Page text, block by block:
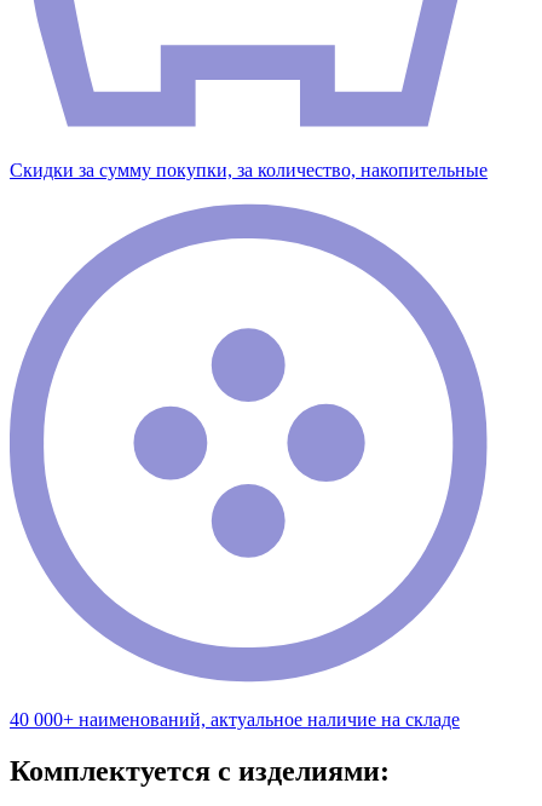
Скидки за сумму покупки, за количество, накопительные
40 000+ наименований, актуальное наличие на складе
Комплектуется с изделиями: